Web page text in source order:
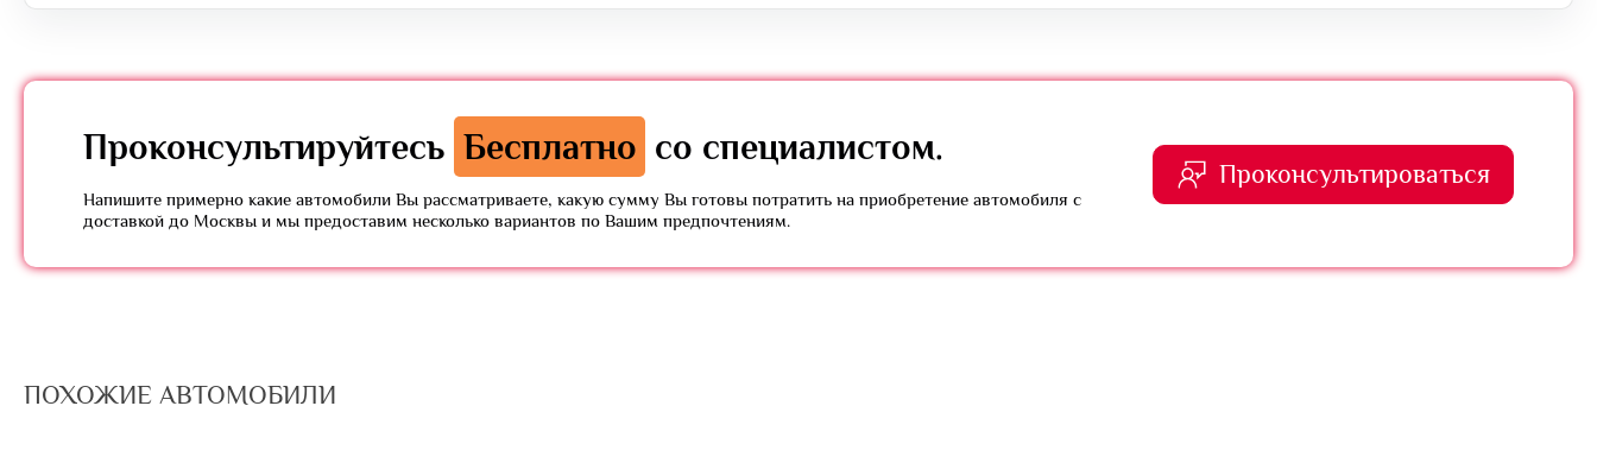
Проконсультируйтесь Бесплатно со специалистом.
Напишите примерно какие автомобили Вы рассматриваете, какую сумму Вы готовы потратить на приобретение автомобиля с
доставкой до Москвы и мы предоставим несколько вариантов по Вашим предпочтениям.
Проконсультироваться
ПОХОЖИЕ АВТОМОБИЛИ